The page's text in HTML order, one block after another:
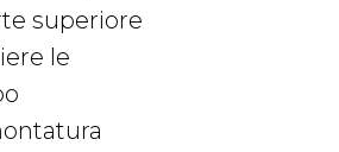
superiore
le